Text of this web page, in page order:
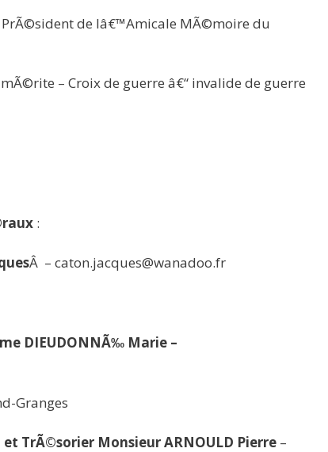
de lâ€™Amicale MÃ©moire du
– Croix de guerre â€“ invalide de guerre
:
Â – caton.jacques@wanadoo.fr
DIEUDONNÃ‰ Marie –
Granges
TrÃ©sorier Monsieur ARNOULD Pierre –